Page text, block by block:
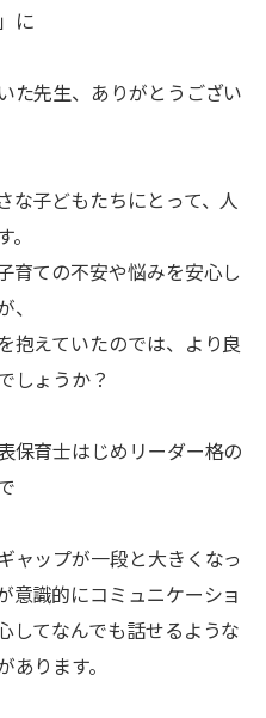
に
た先生、ありがとうござい
な子どもたちにとって、人
育ての不安や悩みを安心し
抱えていたのでは、より良
しょうか？
保育士はじめリーダー格の
ャップが一段と大きくなっ
意識的にコミュニケーショ
してなんでも話せるような
ります。